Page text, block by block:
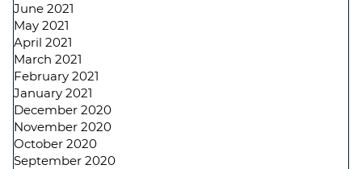
June 2021
May 2021
April 2021
March 2021
February 2021
January 2021
December 2020
November 2020
October 2020
September 2020